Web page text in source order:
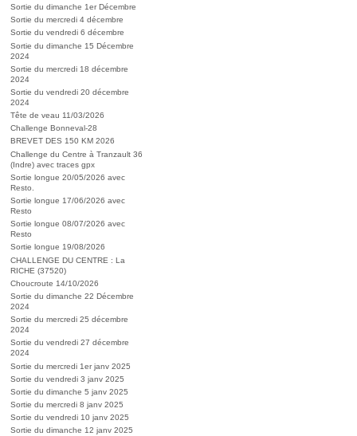
Sortie du dimanche 1er Décembre
Sortie du mercredi 4 décembre
Sortie du vendredi 6 décembre
Sortie du dimanche 15 Décembre
2024
Sortie du mercredi 18 décembre
2024
Sortie du vendredi 20 décembre
2024
Tête de veau 11/03/2026
Challenge Bonneval-28
BREVET DES 150 KM 2026
Challenge du Centre à Tranzault 36
(Indre) avec traces gpx
Sortie longue 20/05/2026 avec
Resto.
Sortie longue 17/06/2026 avec
Resto
Sortie longue 08/07/2026 avec
Resto
Sortie longue 19/08/2026
CHALLENGE DU CENTRE : La
RICHE (37520)
Choucroute 14/10/2026
Sortie du dimanche 22 Décembre
2024
Sortie du mercredi 25 décembre
2024
Sortie du vendredi 27 décembre
2024
Sortie du mercredi 1er janv 2025
Sortie du vendredi 3 janv 2025
Sortie du dimanche 5 janv 2025
Sortie du mercredi 8 janv 2025
Sortie du vendredi 10 janv 2025
Sortie du dimanche 12 janv 2025